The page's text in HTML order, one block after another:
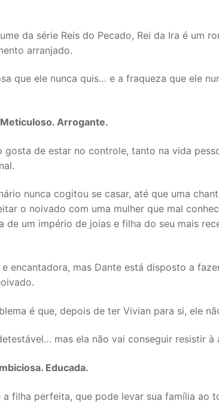
da série Reis do Pecado, Rei da Ira é um
arranjado.
que ele nunca quis… e a fraqueza que ele
Arrogante.
gosta de estar no controle, tanto na vida
nunca cogitou se casar, até que uma
o noivado com uma mulher que mal
de um império de joias e filha do seu mais
encantadora, mas Dante está disposto a
é que, depois de ter Vivian para si, ele
mas ela não vai conseguir resistir à
Educada.
a filha perfeita, que pode levar sua família ao